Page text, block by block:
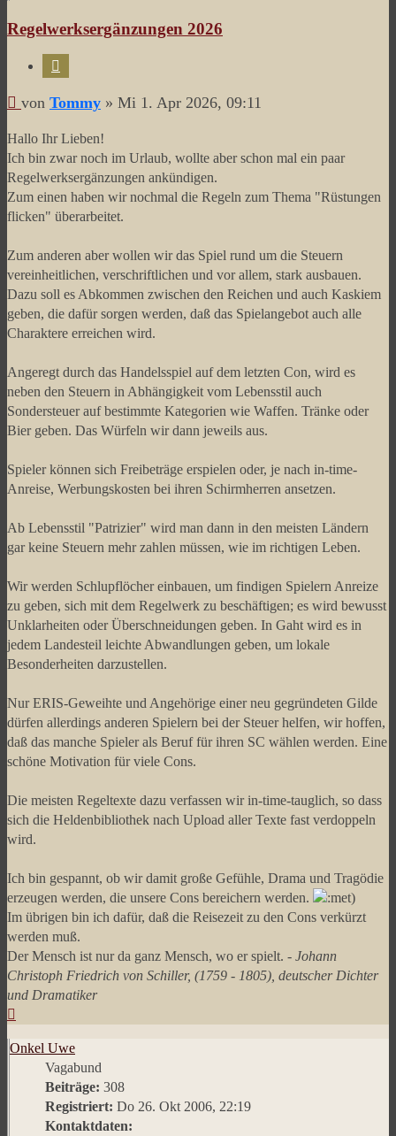
Regelwerksergänzungen 2026
Beitrag
von Tommy » Mi 1. Apr 2026, 09:11
Hallo Ihr Lieben!
Ich bin zwar noch im Urlaub, wollte aber schon mal ein paar
Regelwerksergänzungen ankündigen.
Zum einen haben wir nochmal die Regeln zum Thema "Rüstungen
flicken" überarbeitet.
Zum anderen aber wollen wir das Spiel rund um die Steuern
vereinheitlichen, verschriftlichen und vor allem, stark ausbauen.
Dazu soll es Abkommen zwischen den Reichen und auch Kaskiem
geben, die dafür sorgen werden, daß das Spielangebot auch alle
Charaktere erreichen wird.
Angeregt durch das Handelsspiel auf dem letzten Con, wird es
neben den Steuern in Abhängigkeit vom Lebensstil auch
Sondersteuer auf bestimmte Kategorien wie Waffen. Tränke oder
Bier geben. Das Würfeln wir dann jeweils aus.
Spieler können sich Freibeträge erspielen oder, je nach in-time-
Anreise, Werbungskosten bei ihren Schirmherren ansetzen.
Ab Lebensstil "Patrizier" wird man dann in den meisten Ländern
gar keine Steuern mehr zahlen müssen, wie im richtigen Leben.
Wir werden Schlupflöcher einbauen, um findigen Spielern Anreize
zu geben, sich mit dem Regelwerk zu beschäftigen; es wird bewusst
Unklarheiten oder Überschneidungen geben. In Gaht wird es in
jedem Landesteil leichte Abwandlungen geben, um lokale
Besonderheiten darzustellen.
Nur ERIS-Geweihte und Angehörige einer neu gegründeten Gilde
dürfen allerdings anderen Spielern bei der Steuer helfen, wir hoffen,
daß das manche Spieler als Beruf für ihren SC wählen werden. Eine
schöne Motivation für viele Cons.
Die meisten Regeltexte dazu verfassen wir in-time-tauglich, so dass
sich die Heldenbibliothek nach Upload aller Texte fast verdoppeln
wird.
Ich bin gespannt, ob wir damit große Gefühle, Drama und Tragödie
erzeugen werden, die unsere Cons bereichern werden.
Im übrigen bin ich dafür, daß die Reisezeit zu den Cons verkürzt
werden muß.
Der Mensch ist nur da ganz Mensch, wo er spielt. - Johann
Christoph Friedrich von Schiller, (1759 - 1805), deutscher Dichter
und Dramatiker
Onkel Uwe
Vagabund
Beiträge: 308
Registriert: Do 26. Okt 2006, 22:19
Kontaktdaten: